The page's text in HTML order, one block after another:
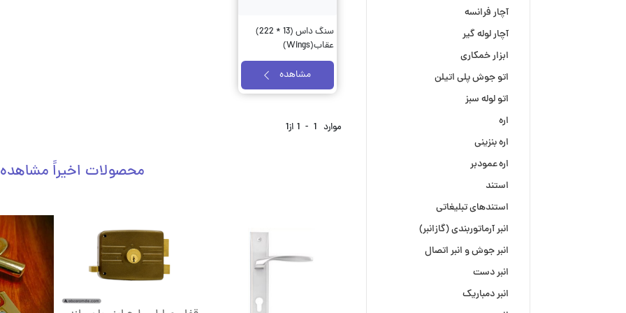
سنگ داس (13 * 222)
عقاب(Wings)
مشاهده
موارد 1
-
1 از1
محصولات اخیراً
آچار فرانسه
آچار لوله گیر
ابزار خمکاری
اتو جوش پلی اتیلن
اتو لوله سبز
اره
اره بنزینی
اره عمودبر
استند
استندهای تبلیغاتی
انبر آرماتوربندی (گازانبر)
انبر جوش و انبر اتصال
انبر دست
انبر دمباریک